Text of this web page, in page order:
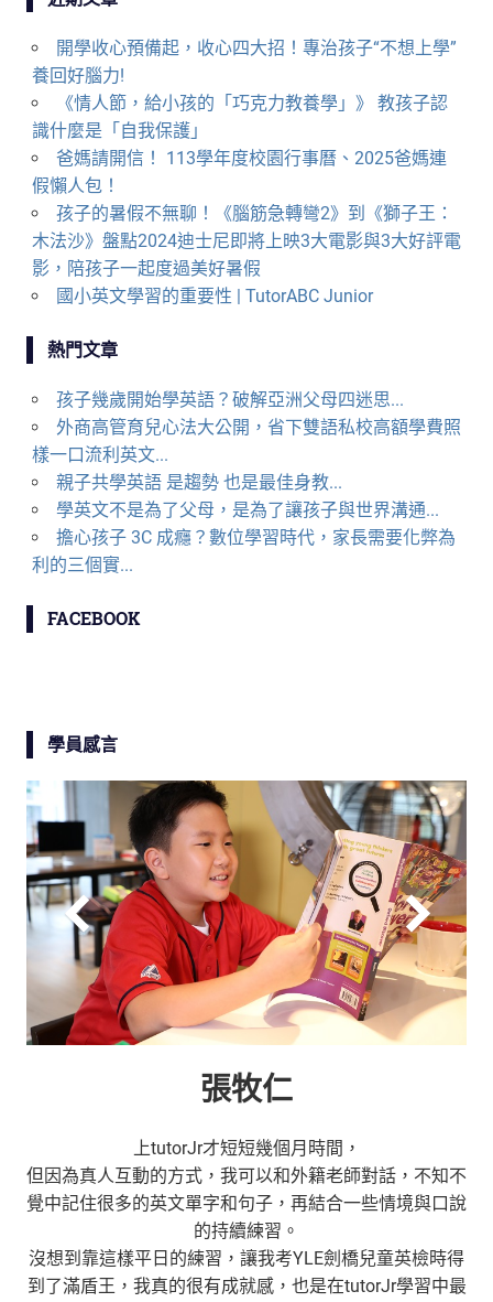
開學收心預備起，收心四大招！專治孩子“不想上學”
養回好腦力!
《情人節，給小孩的「巧克力教養學」》 教孩子認
識什麼是「自我保護」
爸媽請開信！ 113學年度校園行事曆、2025爸媽連
假懶人包！
孩子的暑假不無聊！《腦筋急轉彎2》到《獅子王：
木法沙》盤點2024迪士尼即將上映3大電影與3大好評電
影，陪孩子一起度過美好暑假
國小英文學習的重要性 | TutorABC Junior
熱門文章
孩子幾歲開始學英語？破解亞洲父母四迷思...
外商高管育兒心法大公開，省下雙語私校高額學費照
樣一口流利英文...
親子共學英語 是趨勢 也是最佳身教...
學英文不是為了父母，是為了讓孩子與世界溝通...
擔心孩子 3C 成癮？數位學習時代，家長需要化弊為
利的三個實...
FACEBOOK
學員感言
張牧仁
上tutorJr才短短幾個月時間，
但因為真人互動的方式，我可以和外籍老師對話，不知不
覺中記住很多的英文單字和句子，再結合一些情境與口說
的持續練習。
沒想到靠這樣平日的練習，讓我考YLE劍橋兒童英檢時得
到了滿盾王，我真的很有成就感，也是在tutorJr學習中最